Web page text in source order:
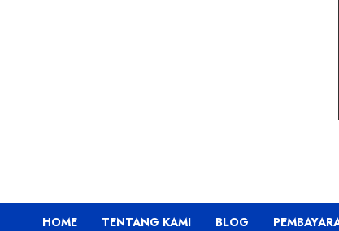
HOME TENTANG KAMI BLOG